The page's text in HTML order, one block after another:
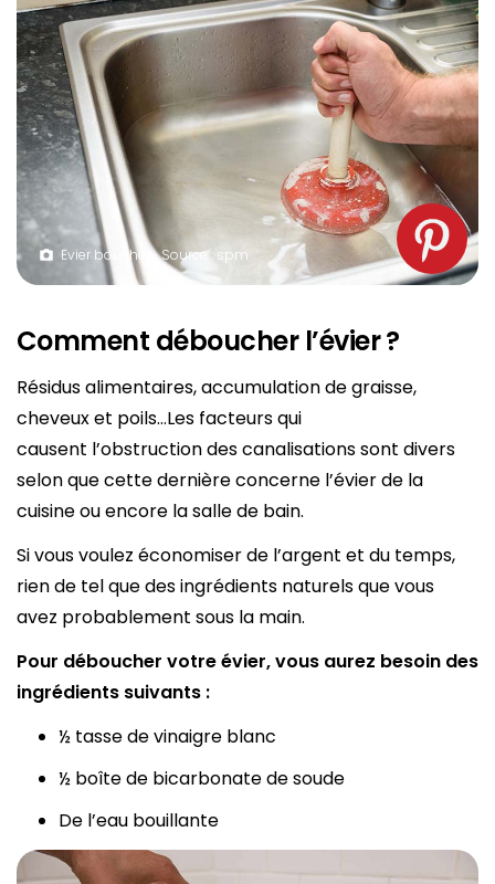
Evier bouché – Source : spm
Comment déboucher l’évier ?
Résidus alimentaires, accumulation de graisse,
cheveux et poils…Les facteurs qui
causent l’obstruction des canalisations sont divers
selon que cette dernière concerne l’évier de la
cuisine ou encore la salle de bain.
Si vous voulez économiser de l’argent et du temps,
rien de tel que des ingrédients naturels que vous
avez probablement sous la main.
Pour déboucher votre évier, vous aurez besoin des
ingrédients suivants :
½ tasse de vinaigre blanc
½ boîte de bicarbonate de soude
De l’eau bouillante